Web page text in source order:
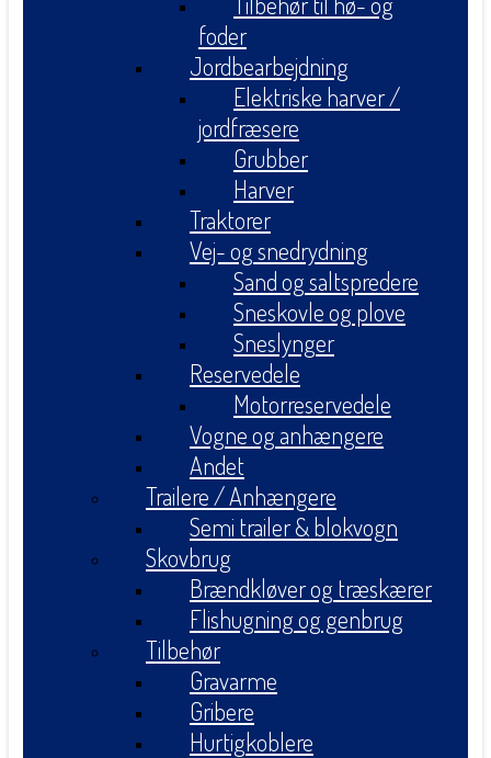
foder
Jordbearbejdning
Elektriske harver /
jordfræsere
Grubber
Harver
Traktorer
Vej- og snedrydning
Sand og saltspredere
Sneskovle og plove
Sneslynger
Reservedele
Motorreservedele
Vogne og anhængere
Andet
Trailere / Anhængere
Semi trailer & blokvogn
Skovbrug
Brændkløver og træskærer
Flishugning og genbrug
Tilbehør
Gravarme
Gribere
Hurtigkoblere